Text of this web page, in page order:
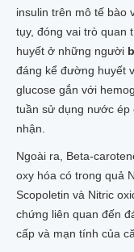
insulin trên mô tế bào
tụy, đóng vai trò quan
huyết ở những người
đáng kể đường huyết
glucose gắn với
tuần sử dụng nước ép
nhận.
Ngoài ra, Beta-
oxy hóa có trong quả
Scopoletin và Nitric
chứng liên quan đến
cấp và mạn tính của